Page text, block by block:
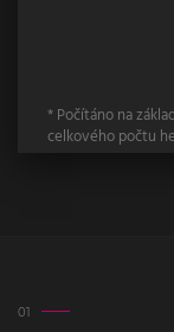
* Počítáno na
celkového počtu